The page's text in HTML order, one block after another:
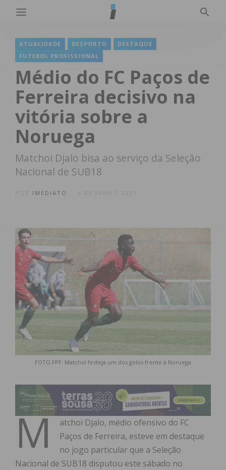
ATUALIDADE DESPORTO
DESTAQUE
FUTEBOL PROFISSIONAL
Médio do FC Paços de
Ferreira decisivo na
vitória sobre a
Noruega
Matchoi Djalo bisa ao serviço da Seleção
Nacional de SUB18
IMEDIATO
FOTO FPF: Matchoi festeja um dos golos frente à Noruega
M
atchoi Djalo, médio ofensivo do FC
Paços de Ferreira, esteve em destaque
no jogo particular que a Seleção
Nacional de SUB18 disputou este sábado no